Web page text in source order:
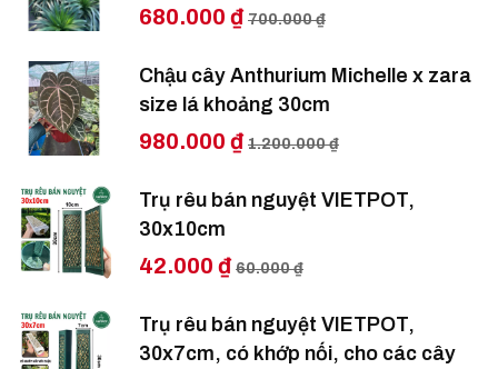
680.000 ₫ 700.000 ₫
Chậu cây Anthurium Michelle x zara
size lá khoảng 30cm
980.000 ₫ 1.200.000 ₫
Trụ rêu bán nguyệt VIETPOT,
30x10cm
42.000 ₫ 60.000 ₫
Trụ rêu bán nguyệt VIETPOT,
30x7cm, có khớp nối, cho các cây